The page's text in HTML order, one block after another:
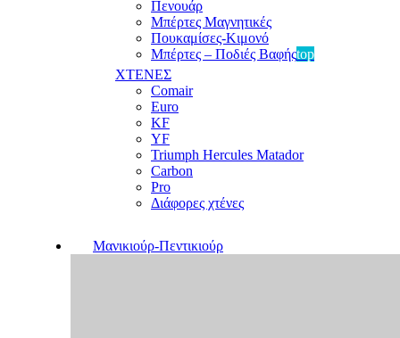
Πενουάρ
Μπέρτες Μαγνητικές
Πουκαμίσες-Κιμονό
Μπέρτες – Ποδιές Βαφήςtop
ΧΤΕΝΕΣ
Comair
Euro
KF
YF
Triumph Hercules Matador
Carbon
Pro
Διάφορες χτένες
Μανικιούρ-Πεντικιούρ